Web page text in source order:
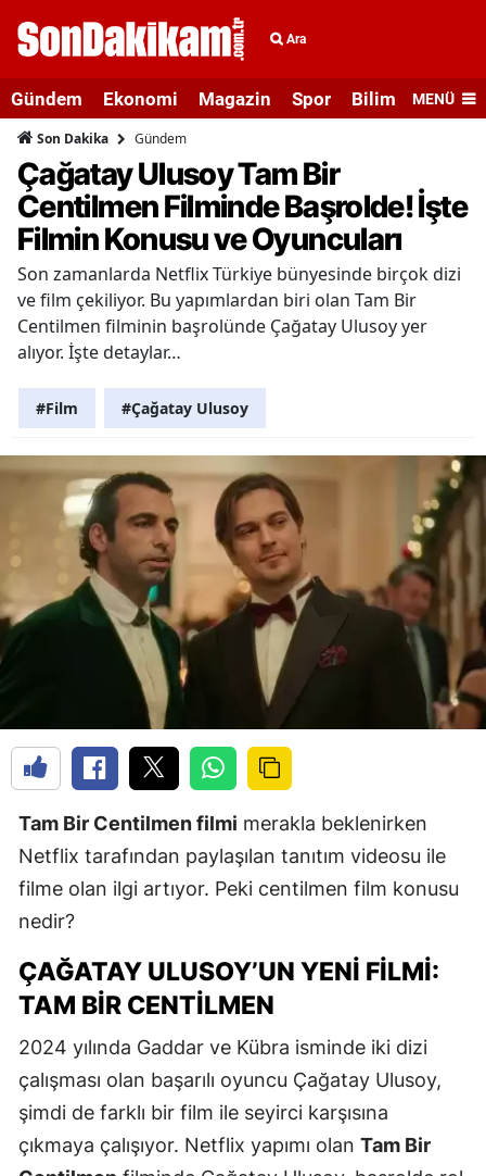
Ara
Gündem Ekonomi Magazin Spor Bilim veMENÜ
Son Dakika Gündem
Çağatay Ulusoy Tam Bir
Centilmen Filminde Başrolde! İşte
Filmin Konusu ve Oyuncuları
Son zamanlarda Netflix Türkiye bünyesinde birçok dizi
ve film çekiliyor. Bu yapımlardan biri olan Tam Bir
Centilmen filminin başrolünde Çağatay Ulusoy yer
alıyor. İşte detaylar…
#Film #Çağatay Ulusoy
Tam Bir Centilmen filmi merakla beklenirken
Netflix tarafından paylaşılan tanıtım videosu ile
filme olan ilgi artıyor. Peki centilmen film konusu
nedir?
ÇAĞATAY ULUSOY’UN YENI FILMI:
TAM BIR CENTILMEN
2024 yılında Gaddar ve Kübra isminde iki dizi
çalışması olan başarılı oyuncu Çağatay Ulusoy,
şimdi de farklı bir film ile seyirci karşısına
çıkmaya çalışıyor. Netflix yapımı olan Tam Bir